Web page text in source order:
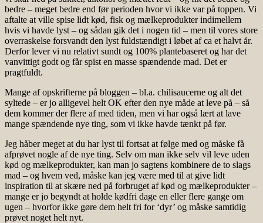
bedre – meget bedre end før perioden hvor vi ikke var på toppen. Vi
aftalte at ville spise lidt kød, fisk og mælkeprodukter indimellem
hvis vi havde lyst – og sådan gik det i nogen tid – men til vores store
overraskelse forsvandt den lyst fuldstændigt i løbet af ca et halvt år.
Derfor lever vi nu relativt sundt og 100% plantebaseret og har det
vanvittigt godt og får spist en masse spændende mad. Det er
pragtfuldt.
Mange af opskrifterne på bloggen – bl.a. chilisaucerne og alt det
syltede – er jo alligevel helt OK efter den nye måde at leve på – så
dem kommer der flere af med tiden, men vi har også lært at lave
mange spændende nye ting, som vi ikke havde tænkt på før.
Jeg håber meget at du har lyst til fortsat at følge med og måske få
afprøvet nogle af de nye ting. Selv om man ikke selv vil leve uden
kød og mælkeprodukter, kan man jo sagtens kombinere de to slags
mad – og hvem ved, måske kan jeg være med til at give lidt
inspiration til at skære ned på forbruget af kød og mælkeprodukter –
mange er jo begyndt at holde kødfri dage en eller flere gange om
ugen – hvorfor ikke gøre dem helt fri for ‘dyr’ og måske samtidig
prøvet noget helt nyt.